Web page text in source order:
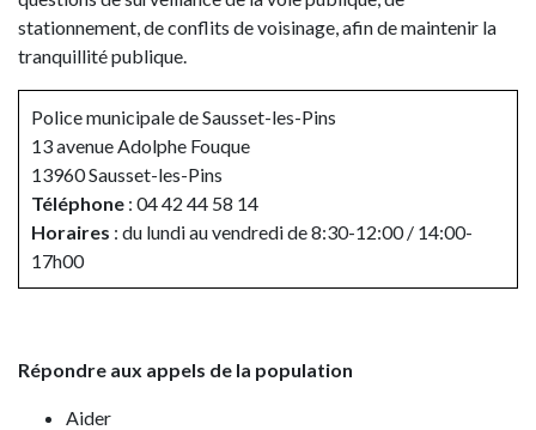
stationnement, de conflits de voisinage, afin de maintenir la
tranquillité publique.
Police municipale de Sausset-les-Pins
13 avenue Adolphe Fouque
13960 Sausset-les-Pins
Téléphone : 04 42 44 58 14
Horaires : du lundi au vendredi de 8:30-12:00 / 14:00-
17h00
Répondre aux appels de la population
Aider